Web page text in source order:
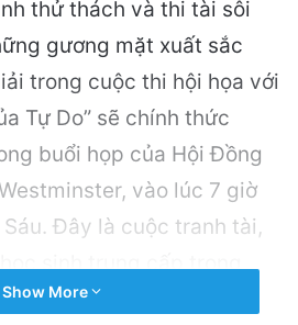
thử thách và thi tài sôi
gương mặt xuất sắc
trong cuộc thi hội họa với
Tự Do” sẽ chính thức
buổi họp của Hội Đồng
vào lúc 7 giờ
Đây là cuộc tranh tài,
sinh trung cấp trong
bày tỏ sự hiểu biết của
Show More